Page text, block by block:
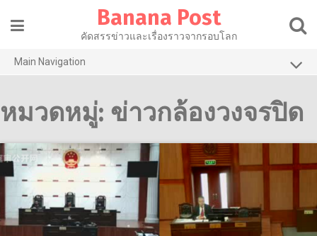
content
Banana Post
คัดสรรข่าวและเรื่องราวจากรอบโลก
Main Navigation
เศรษฐกิจ
สาธารณสุข
ไลฟ์สไตล์
วัฒนธรรม
หมวดหมู่: ข่าวกล้องวงจรปิด